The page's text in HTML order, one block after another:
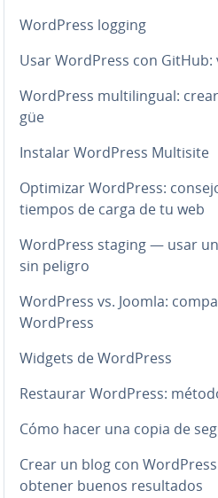
WordPress logging
Usar WordPress con
WordPress mu­l­ti­li­n­gual:
güe
Instalar WordPress Multisite
Optimizar WordPress:
tiempos de carga de tu web
WordPress staging — usar
sin peligro
WordPress vs. Joomla:
WordPress
Widgets de WordPress
Restaurar WordPress:
Cómo hacer una copia de
Crear un blog con
obtener buenos re­su­l­ta­dos